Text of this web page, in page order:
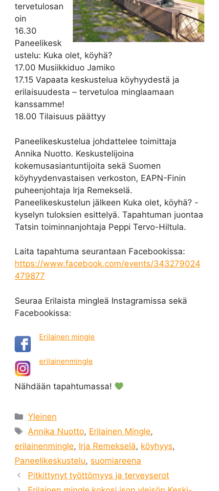
tervetulosan
oin
16.30
Paneelikesk
ustelu: Kuka olet, köyhä?
17.00 Musiikkiduo Jamiko
17.15 Vapaata keskustelua köyhyydestä ja
erilaisuudesta – tervetuloa minglaamaan
kanssamme!
18.00 Tilaisuus päättyy
Paneelikeskustelua johdattelee toimittaja
Annika Nuotto. Keskustelijoina
kokemusasiantuntijoita sekä Suomen
köyhyydenvastaisen verkoston, EAPN-Finin
puheenjohtaja Irja Remekselä.
Paneelikeskustelun jälkeen Kuka olet, köyhä? -
kyselyn tuloksien esittelyä. Tapahtuman juontaa
Tatsin toiminnanjohtaja Peppi Tervo-Hiltula.
Laita tapahtuma seurantaan Facebookissa:
https://www.facebook.com/events/343279024
479877
Seuraa Erilaista mingleä Instagramissa sekä
Facebookissa:
Erilainen mingle
erilainenmingle
Nähdään tapahtumassa!
Kategoriat
Yleinen
Avainsanat
Annika Nuotto, Erilainen Mingle,
erilainenmingle, Irja Remekselä, köyhyys,
Paneelikeskustelu, suomiareena
Pitkittynyt työttömyys ja terveyserot